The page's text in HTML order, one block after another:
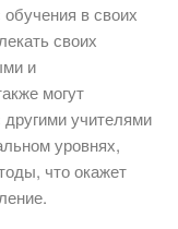
в своих
своих
и
могут
учителями
уровнях,
что окажет